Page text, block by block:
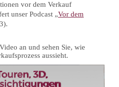
vor dem Verkauf
unser Podcast „Vor dem
an und sehen Sie, wie
aussieht.